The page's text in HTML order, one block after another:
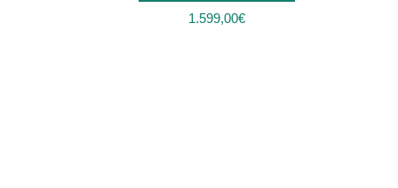
1.599,00€